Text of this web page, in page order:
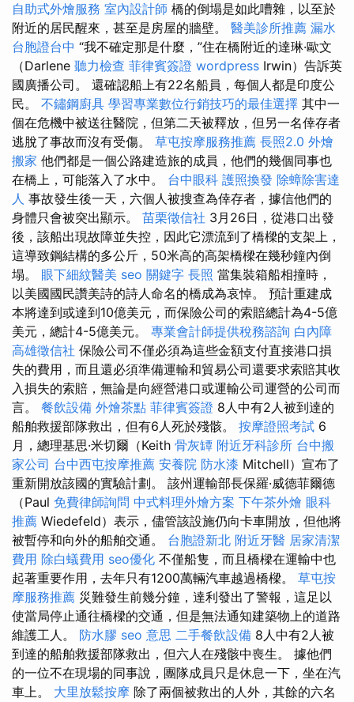
自助式外燴服務 室內設計師 橋的倒塌是如此嘈雜，以至於
附近的居民醒來，甚至是房屋的牆壁。 醫美診所推薦 漏水
台胞證台中 “我不確定那是什麼，”住在橋附近的達琳·歐文
（Darlene 聽力檢查 菲律賓簽證 wordpress Irwin）告訴英
國廣播公司。 還確認船上有22名船員，每個人都是印度公
民。 不鏽鋼廚具 學習專業數位行銷技巧的最佳選擇 其中一
個在危機中被送往醫院，但第二天被釋放，但另一名倖存者
逃脫了事故而沒有受傷。 草屯按摩服務推薦 長照2.0 外燴
搬家 他們都是一個公路建造旅的成員，他們的幾個同事也
在橋上，可能落入了水中。 台中眼科 護照換發 除蟑除害達
人 事故發生後一天，六個人被搜查為倖存者，據信他們的
身體只會被突出顯示。 苗栗徵信社 3月26日，從港口出發
後，該船出現故障並失控，因此它漂流到了橋樑的支架上，
這導致鋼結構的多公斤，50米高的高架橋樑在幾秒鐘內倒
塌。 眼下細紋醫美 seo 關鍵字 長照 當集裝箱船相撞時，
以美國國民讚美詩的詩人命名的橋成為哀悼。 預計重建成
本將達到或達到10億美元，而保險公司的索賠總計為4-5億
美元，總計4-5億美元。 專業會計師提供稅務諮詢 白內障
高雄徵信社 保險公司不僅必須為這些金額支付直接港口損
失的費用，而且還必須準備運輸和貿易公司還要求索賠其收
入損失的索賠，無論是向經營港口或運輸公司運營的公司而
言。 餐飲設備 外燴茶點 菲律賓簽證 8人中有2人被到達的
船舶救援部隊救出，但有6人死於殘骸。 按摩證照考試 6
月，總理基思·米切爾（Keith 骨灰罈 附近牙科診所 台中搬
家公司 台中西屯按摩推薦 安養院 防水漆 Mitchell）宣布了
重新開放該國的實驗計劃。 該州運輸部長保羅·威德菲爾德
（Paul 免費律師詢問 中式料理外燴方案 下午茶外燴 眼科
推薦 Wiedefeld）表示，儘管該設施仍向卡車開放，但他將
被暫停和向外的船舶交通。 台胞證新北 附近牙醫 居家清潔
費用 除白蟻費用 seo優化 不僅船隻，而且橋樑在運輸中也
起著重要作用，去年只有1200萬輛汽車越過橋樑。 草屯按
摩服務推薦 災難發生前幾分鐘，達利發出了警報，這足以
使當局停止通往橋樑的交通，但是無法通知建築物上的道路
維護工人。 防水膠 seo 意思 二手餐飲設備 8人中有2人被
到達的船舶救援部隊救出，但六人在殘骸中喪生。 據他們
的一位不在現場的同事說，團隊成員只是休息一下，坐在汽
車上。 大里放鬆按摩 除了兩個被救出的人外，其餘的六名